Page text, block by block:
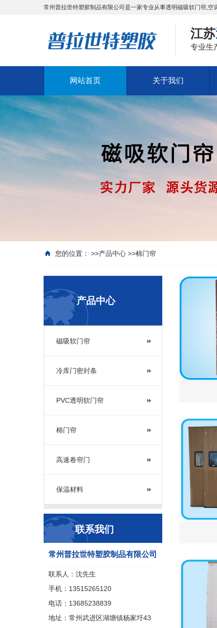
常州普拉世特塑胶制品有限公司是一家专业从事透明磁吸软门帘,
江苏
专业生
网站首页 关于我们
您的位置： >>产品中心 >>棉门帘
产品中心
磁吸软门帘
冷库门密封条
PVC透明软门帘
棉门帘
高速卷帘门
保温材料
联系我们
常州普拉世特塑胶制品有限公司
联系人：沈先生
手机：13515265120
电话：13685238839
地址：常州武进区湖塘镇杨家圩43